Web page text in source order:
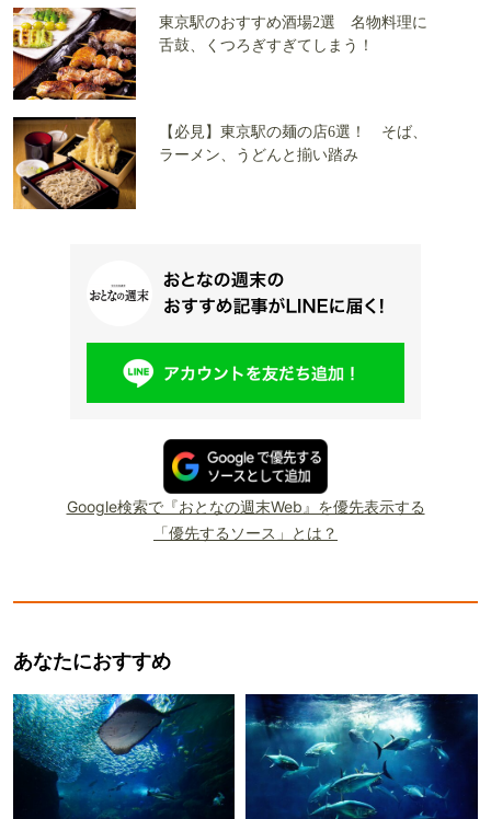
東京駅のおすすめ酒場2選 名物料理に
舌鼓、くつろぎすぎてしまう！
【必見】東京駅の麺の店6選！ そば、
ラーメン、うどんと揃い踏み
Google検索で『おとなの週末Web』を優先表示する
「優先するソース」とは？
あなたにおすすめ